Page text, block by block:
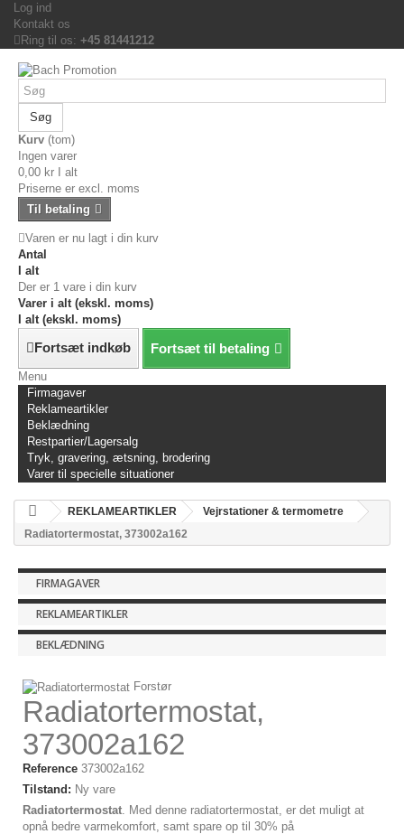
Log ind
Kontakt os
Ring til os: +45 81441212
Søg
Kurv (tom)
Ingen varer
0,00 kr
I alt
Priserne er excl. moms
Til betaling
Varen er nu lagt i din kurv
Antal
I alt
Der er 1 vare i din kurv
Varer i alt (ekskl. moms)
I alt (ekskl. moms)
Fortsæt indkøb Fortsæt til betaling
Menu
Firmagaver
Reklameartikler
Beklædning
Restpartier/Lagersalg
Tryk, gravering, ætsning, brodering
Varer til specielle situationer
REKLAMEARTIKLER
Vejrstationer & termometre
Radiatortermostat, 373002a162
FIRMAGAVER
REKLAMEARTIKLER
BEKLÆDNING
Forstør
Radiatortermostat,
373002a162
Reference 373002a162
Tilstand: Ny vare
Radiatortermostat . Med denne radiatortermostat, er det muligt at
opnå bedre varmekomfort, samt spare op til 30% på